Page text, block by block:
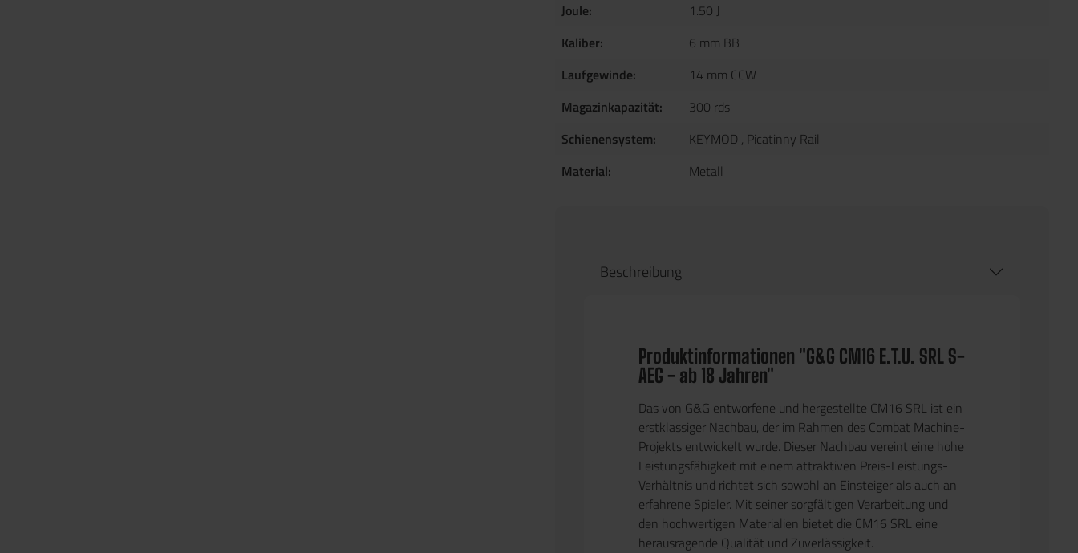
Joule:
1.50 J
Kaliber:
6 mm BB
Laufgewinde:
14 mm CCW
Magazinkapazität:
300 rds
Schienensystem:
KEYMOD , Picatinny Rail
Material:
Metall
Beschreibung
Produktinformationen "G&G CM16 E.T.U. SRL S-
AEG - ab 18 Jahren"
Das von G&G entworfene und hergestellte CM16 SRL ist ein
erstklassiger Nachbau, der im Rahmen des Combat Machine-
Projekts entwickelt wurde. Dieser Nachbau vereint eine hohe
Leistungsfähigkeit mit einem attraktiven Preis-Leistungs-
Verhältnis und richtet sich sowohl an Einsteiger als auch an
erfahrene Spieler. Mit seiner sorgfältigen Verarbeitung und
den hochwertigen Materialien bietet die CM16 SRL eine
herausragende Qualität und Zuverlässigkeit.